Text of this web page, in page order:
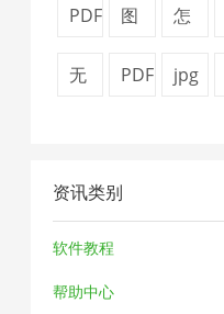
PDF
缩
1
图
技
术
怎
片
无
缩
1
PDF
器
jpg
资讯类别
软件教程
帮助中心